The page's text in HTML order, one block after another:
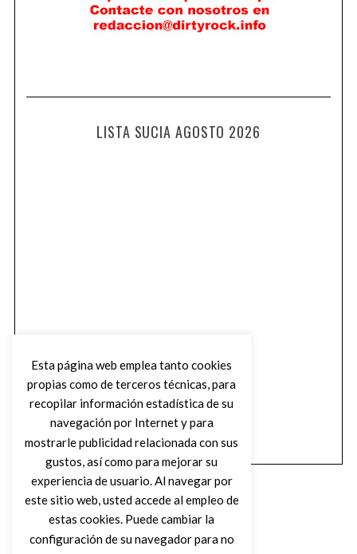
LISTA SUCIA AGOSTO 2026
Esta página web emplea tanto cookies
propias como de terceros técnicas, para
recopilar información estadística de su
navegación por Internet y para
mostrarle publicidad relacionada con sus
gustos, así como para mejorar su
experiencia de usuario. Al navegar por
este sitio web, usted accede al empleo de
estas cookies. Puede cambiar la
configuración de su navegador para no